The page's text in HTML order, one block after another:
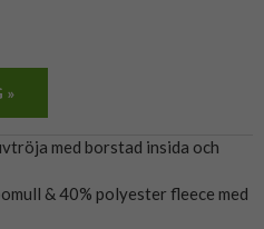
»
med borstad insida och
& 40% polyester fleece med